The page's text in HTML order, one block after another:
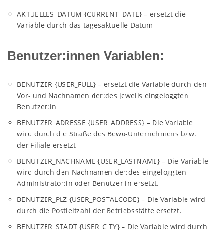
AKTUELLES_DATUM {CURRENT_DATE} – ersetzt die
Variable durch das tagesaktuelle Datum
Benutzer:innen Variablen:
BENUTZER {USER_FULL} – ersetzt die Variable durch den
Vor- und Nachnamen der:des jeweils eingeloggten
Benutzer:in
BENUTZER_ADRESSE {USER_ADDRESS} – Die Variable
wird durch die Straße des Bewo-Unternehmens bzw.
der Filiale ersetzt.
BENUTZER_NACHNAME {USER_LASTNAME} – Die Variable
wird durch den Nachnamen der:des eingeloggten
Administrator:in oder Benutzer:in ersetzt.
BENUTZER_PLZ {USER_POSTALCODE} – Die Variable wird
durch die Postleitzahl der Betriebsstätte ersetzt.
BENUTZER_STADT {USER_CITY} – Die Variable wird durch